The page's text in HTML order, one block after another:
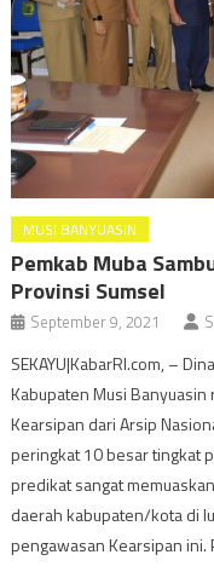
MUSI BANYUASIN
Pemkab Muba
Provinsi Sumsel
September 9, 2021
SEKAYU|KabarRI.com, –
Kabupaten Musi
Kearsipan dari Arsip
peringkat 10 besar tingkat
predikat sangat
daerah kabupaten/kota di
pengawasan Kearsipan